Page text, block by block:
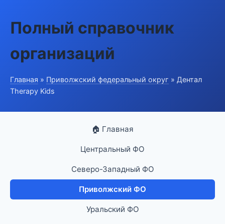
Полный справочник
организаций
Главная » Приволжский федеральный округ » Дентал
Therapy Kids
🏠 Главная
Центральный ФО
Северо-Западный ФО
Приволжский ФО
Уральский ФО